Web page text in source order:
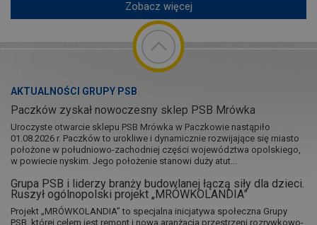
Zobacz więcej
AKTUALNOŚCI GRUPY PSB
Paczków zyskał nowoczesny sklep PSB Mrówka
Uroczyste otwarcie sklepu PSB Mrówka w Paczkowie nastąpiło
01.08.2026 r. Paczków to urokliwe i dynamicznie rozwijające się miasto
położone w południowo-zachodniej części województwa opolskiego,
w powiecie nyskim. Jego położenie stanowi duży atut...
Grupa PSB i liderzy branży budowlanej łączą siły dla dzieci.
Ruszył ogólnopolski projekt „MRÓWKOLANDIA”
Projekt „MRÓWKOLANDIA” to specjalna inicjatywa społeczna Grupy
PSB, której celem jest remont i nowa aranżacja przestrzeni rozrywkowo-